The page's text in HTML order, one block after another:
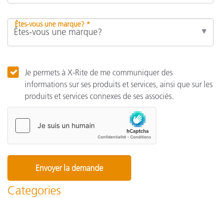
Êtes-vous une marque? *
Je permets à X-Rite de me communiquer des
informations sur ses produits et services, ainsi que sur les
produits et services connexes de ses associés.
Categories